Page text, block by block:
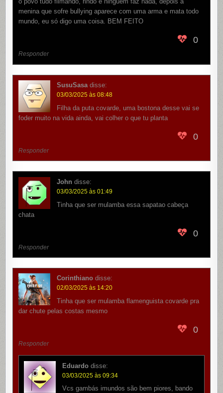
menina que sofre bullying aparece com uma arma e mata todo
mundo, eu só digo uma coisa. BEM FEITO
0
Responder
SusuSasa disse:
03/03/2025 às 08:48
Filha da puta covarde, uma bostona desse vai se
foder muito na vida ainda, vai colher o que tu planta
0
Responder
John disse:
03/03/2025 às 01:49
Tinha que ser mulamba essa sapatao cabeça
chata
0
Responder
Corinthiano disse:
02/03/2025 às 14:20
Tinha que ser mulamba flamenguista covarde pra
dar chute pelas costas mesmo
0
Responder
Eduardo disse:
03/03/2025 às 09:34
Vcs gambás imundos são bem piores, bando